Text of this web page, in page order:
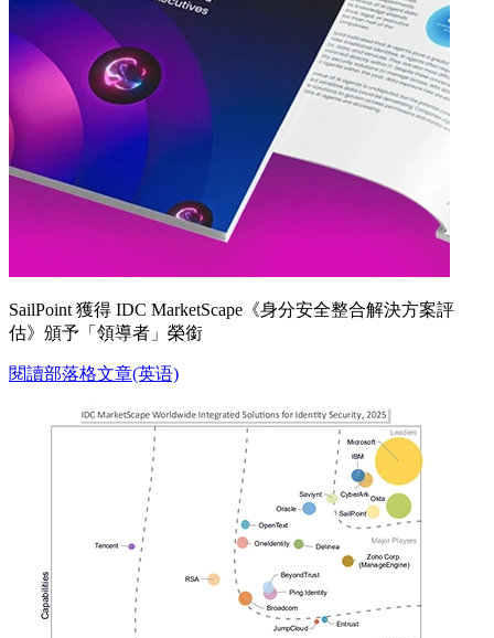
SailPoint 獲得 IDC MarketScape《身分安全整合解決方案評
估》頒予「領導者」榮銜
閱讀部落格文章(英语)